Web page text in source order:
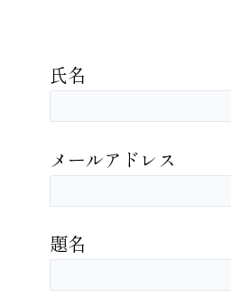
氏名
メールアドレス
題名